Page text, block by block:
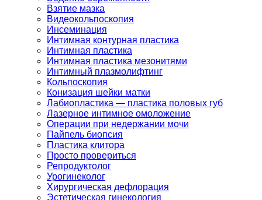
Взятие мазка
Видеокольпоскопия
Инсеминация
Интимная контурная пластика
Интимная пластика
Интимная пластика мезонитями
Интимный плазмолифтинг
Кольпоскопия
Конизация шейки матки
Лабиопластика — пластика половых губ
Лазерное интимное омоложение
Операции при недержании мочи
Пайпель биопсия
Пластика клитора
Просто провериться
Репродуктолог
Урогинеколог
Хирургическая дефлорация
Эстетическая гинекология